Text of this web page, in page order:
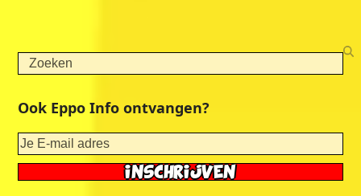
Search
Ook Eppo Info ontvangen?